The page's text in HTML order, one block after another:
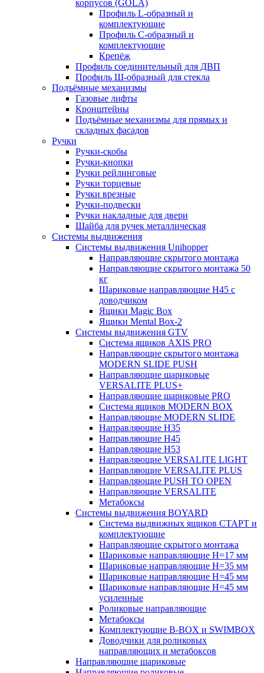
корпусов (GOLA)
Профиль L-образный и
комплектующие
Профиль C-образный и
комплектующие
Крепёж
Профиль соединительный для ДВП
Профиль Ш-образный для стекла
Подъёмные механизмы
Газовые лифты
Кронштейны
Подъёмные механизмы для прямых и
складных фасадов
Ручки
Ручки-скобы
Ручки-кнопки
Ручки рейлинговые
Ручки торцевые
Ручки врезные
Ручки-подвески
Ручки накладные для двери
Шайба для ручек металлическая
Системы выдвижения
Системы выдвижения Unihopper
Направляющие скрытого монтажа
Направляющие скрытого монтажа 50
кг
Шариковые направляющие H45 с
доводчиком
Ящики Magic Box
Ящики Mental Box-2
Системы выдвижения GTV
Система ящиков AXIS PRO
Направляющие скрытого монтажа
MODERN SLIDE PUSH
Направляющие шариковые
VERSALITE PLUS+
Направляющие шариковые PRO
Система ящиков MODERN BOX
Направляющие MODERN SLIDE
Направляющие H35
Направляющие H45
Направляющие H53
Направляющие VERSALITE LIGHT
Направляющие VERSALITE PLUS
Направляющие PUSH TO OPEN
Направляющие VERSALITE
Метабоксы
Системы выдвижения BOYARD
Система выдвижных ящиков СТАРТ и
комплектующие
Направляющие скрытого монтажа
Шариковые направляющие H=17 мм
Шариковые направляющие H=35 мм
Шариковые направляющие H=45 мм
Шариковые направляющие H=45 мм
усиленные
Роликовые направляющие
Метабоксы
Комплектующие B-BOX и SWIMBOX
Доводчики для роликовых
направляющих и метабоксов
Направляющие шариковые